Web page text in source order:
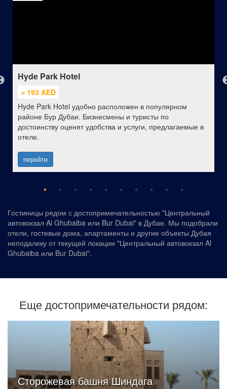
Hyde Park Hotel
≈ 193 AED
Hyde Park Hotel удобно расположен в популярном
районе Бур Дубаи. Бизнесмены и туристы по
достоинству оценят удобства и услуги, предлагаемые в
отеле.
перейти
Гостиницы рядом с достопримечательностью "Центральный
автовокзал Al Ghubaiba или Bur Dubai" в Дубае. Мы подобрали
отели, гостевые дома, апартаменты и другие объекты Дубая
неподалеку от текущей локации "Центральный автовокзал Al
Ghubaiba или Bur Dubai".
Еще достопримечательности рядом:
Сторожевая башня Шиндага